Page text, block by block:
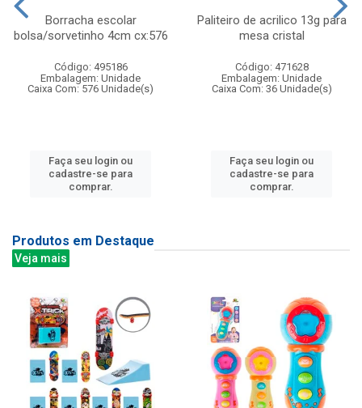
Borracha escolar
bolsa/sorvetinho 4cm cx:576
Código: 495186
Embalagem: Unidade
Caixa Com: 576 Unidade(s)
Faça seu login ou
cadastre-se para
comprar.
Paliteiro de acrilico 13g para
mesa cristal
Código: 471628
Embalagem: Unidade
Caixa Com: 36 Unidade(s)
Faça seu login ou
cadastre-se para
comprar.
Produtos em Destaque
Veja mais